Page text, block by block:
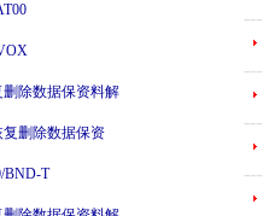
删除数据保资料解
复删除数据保资
BND-T